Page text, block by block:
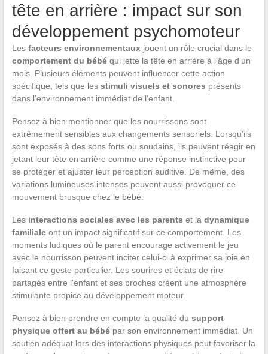
tête en arrière : impact sur son
développement psychomoteur
Les facteurs environnementauxjouent un rôle crucial dans le
comportement du bébéqui jette la tête en arrière à l’âge d’un
mois. Plusieurs éléments peuvent influencer cette action
spécifique, tels que les stimuli visuels et sonores présents
dans l’environnement immédiat de l’enfant.
Pensez à bien mentionner que les nourrissons sont
extrêmement sensibles aux changements sensoriels. Lorsqu’ils
sont exposés à des sons forts ou soudains, ils peuvent réagir en
jetant leur tête en arrière comme une réponse instinctive pour
se protéger et ajuster leur perception auditive. De même, des
variations lumineuses intenses peuvent aussi provoquer ce
mouvement brusque chez le bébé.
Les interactions sociales avec les parents et la dynamique
familialeont un impact significatif sur ce comportement. Les
moments ludiques où le parent encourage activement le jeu
avec le nourrisson peuvent inciter celui-ci à exprimer sa joie en
faisant ce geste particulier. Les sourires et éclats de rire
partagés entre l’enfant et ses proches créent une atmosphère
stimulante propice au développement moteur.
Pensez à bien prendre en compte la qualité du support
physique offert au bébépar son environnement immédiat. Un
soutien adéquat lors des interactions physiques peut favoriser la